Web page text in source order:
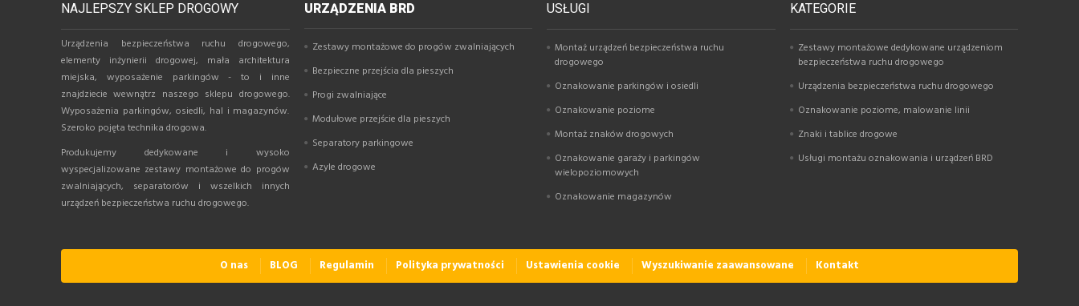
NAJLEPSZY SKLEP DROGOWY
Urządzenia bezpieczeństwa ruchu drogowego,
elementy inżynierii drogowej, mała architektura
miejska, wyposażenie parkingów - to i inne
znajdziecie wewnątrz naszego sklepu drogowego.
Wyposażenia parkingów, osiedli, hal i magazynów.
Szeroko pojęta technika drogowa.
Produkujemy dedykowane i wysoko
wyspecjalizowane zestawy montażowe do progów
zwalniających, separatorów i wszelkich innych
urządzeń bezpieczeństwa ruchu drogowego.
URZĄDZENIA BRD
Zestawy montażowe do progów zwalniających
Bezpieczne przejścia dla pieszych
Progi zwalniające
Modułowe przejście dla pieszych
Separatory parkingowe
Azyle drogowe
USŁUGI
Montaż urządzeń bezpieczeństwa ruchu
drogowego
Oznakowanie parkingów i osiedli
Oznakowanie poziome
Montaż znaków drogowych
Oznakowanie garaży i parkingów
wielopoziomowych
Oznakowanie magazynów
KATEGORIE
Zestawy montażowe dedykowane urządzeniom
bezpieczeństwa ruchu drogowego
Urządzenia bezpieczeństwa ruchu drogowego
Oznakowanie poziome, malowanie linii
Znaki i tablice drogowe
Usługi montażu oznakowania i urządzeń BRD
O nas BLOG Regulamin Polityka prywatności Ustawienia cookie Wyszukiwanie zaawansowane Kontakt